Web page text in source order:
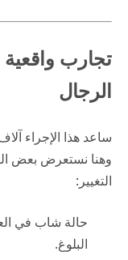
تجارب
الرجال
ساعد هذا الإجراء
وهنا نستعرض بعض
التغيير:
حالة شاب في
البلوغ.